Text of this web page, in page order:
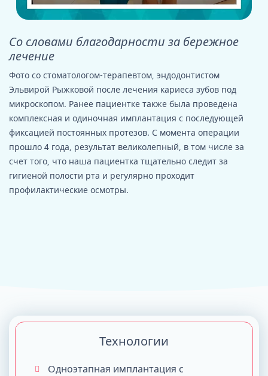
Со словами благодарности за бережное
лечение
Фото со стоматологом-терапевтом, эндодонтистом
Эльвирой Рыжковой после лечения кариеса зубов под
микроскопом. Ранее пациентке также была проведена
комплексная и одиночная имплантация с последующей
фиксацией постоянных протезов. С момента операции
прошло 4 года, результат великолепный, в том числе за
счет того, что наша пациентка тщательно следит за
гигиеной полости рта и регулярно проходит
профилактические осмотры.
Технологии
Одноэтапная имплантация с